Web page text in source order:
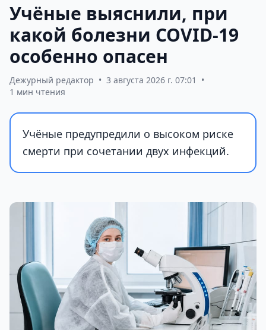
Учёные выяснили, при
какой болезни COVID-19
особенно опасен
Дежурный редактор • 3 августа 2026 г. 07:01
•
1 мин чтения
Учёные предупредили о высоком риске
смерти при сочетании двух инфекций.